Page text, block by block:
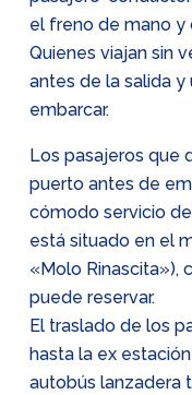
el freno de mano y
Quienes viajan sin
antes de la salida y
embarcar.
Los pasajeros que
puerto antes de
cómodo servicio
está situado en el
«Molo Rinascita»),
puede reservar.
El traslado de los
hasta la ex
autobús lanzadera